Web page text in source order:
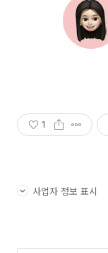
1
사업자 정보 표시